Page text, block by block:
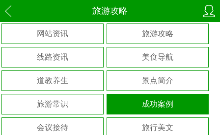
旅游攻略
网站资讯 旅游攻略
线路资讯 美食导航
道教养生 景点简介
旅游常识 成功案例
会议接待 旅行美文